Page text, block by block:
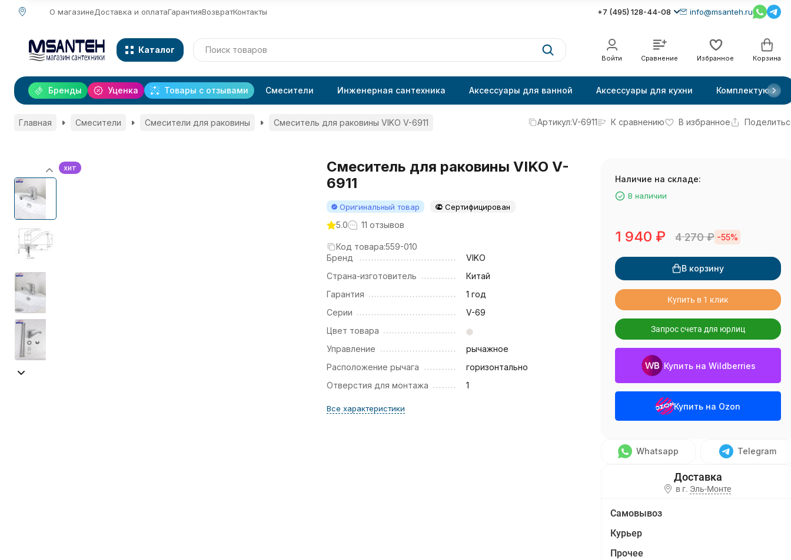
О магазинеДоставка и оплатаГарантияВозвратКонтакты +7 (495) 128-44-08 info@msanteh.ru
Каталог
Войти Сравнение Избранное Корзина
Уценка Товары с отзывами
Бренды Смесители Инженерная сантехника Аксессуары для ванной Аксессуары для кухни Комплектующие
Главная Смесители Смесители для раковины Смеситель для раковины VIKO V-6911 Артикул:V-6911 К сравнению В избранное
хит
Смеситель для раковины VIKO V-
6911
Оригинальный товар Сертифицирован
5.0 11 отзывов
Код товара:559-010
Бренд
VIKO
Страна-изготовитель
Китай
Гарантия
1 год
Серии
V-69
Цвет товара
Управление
рычажное
Расположение рычага
горизонтально
Отверстия для монтажа
1
Все характеристики
Наличие на складе:
В наличии
1 940 ₽ 4 270₽ -55%
В корзину
Купить в 1 клик
Запрос счета для юрлиц
Купить на Wildberries
Купить на Ozon
Whatsapp Telegram
в г. Эль-Монте
Самовывоз
Курьер
Прочее